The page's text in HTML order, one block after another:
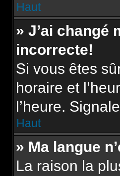
Haut
» J’ai changé
incorrecte!
Si vous êtes
horaire et
l’heure.
Haut
» Ma langue
La raison la